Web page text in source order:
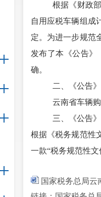
根据 《财政
自用应税车辆组成
定。 为进一步规范
发布了本《公告》
确。
二、《公告
云南省车辆
三、《公告
根据《税务规范性
一款“税务规范性文
国家税务总局云